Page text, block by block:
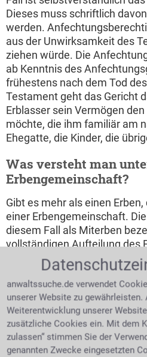
Dieses muss schriftlich
werden.
aus der Unwirksamkeit des
ziehen würde. Die
ab Kenntnis des
frühestens nach dem Tod
Testament geht das Gericht
Erblasser sein Vermögen
möchte, die ihm familiär am
Ehegatte, die Kinder, die
Was versteht man
Erbengemeinschaft?
Gibt es mehr als einen
einer Erbengemeinschaft.
diesem Fall als Miterben
vollständigen Aufteilung des
Miterben an der Verwaltung
beteiligen. Anwälte einer
qualifizierte Juristen, die
fachlich versiert beraten
Erben ohne Testament
Erbfolge
anwaltssuche.de verwendet
unserer Website zu
Weiterentwicklung unserer
zusätzliche Cookies ein. Mit dem
zulassen“ stimmen Sie der
genannten Zwecke eingesetzten